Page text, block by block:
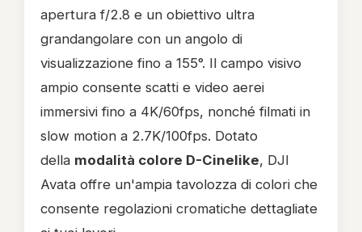
apertura f/2.8 e un obiettivo ultra
grandangolare con un angolo di
visualizzazione fino a 155°. Il campo visivo
ampio consente scatti e video aerei
immersivi fino a 4K/60fps, nonché filmati in
slow motion a 2.7K/100fps. Dotato
della modalità colore D-Cinelike, DJI
Avata offre un'ampia tavolozza di colori che
consente regolazioni cromatiche dettagliate